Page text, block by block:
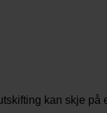
kan skje